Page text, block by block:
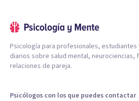
Psicología para profesionales, estudiantes
diarios sobre salud mental, neurociencias,
relaciones de pareja.
Psicólogos con los que puedes contactar